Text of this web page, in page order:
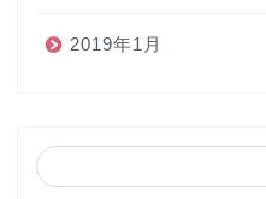
2019年1月